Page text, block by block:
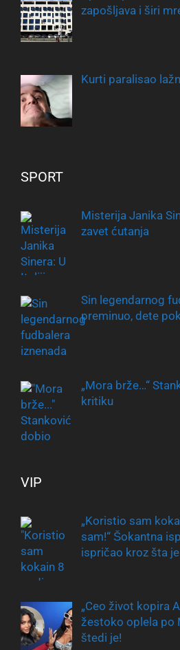
zapošljava i širi
Kurti paralisao
SPORT
Misterija Janika
zavet ćutanja
Sin legendarnog
preminuo, dete
„Mora brže…“
kritiku
VIP
„Koristio sam
sam!“ Šokantna
ispričao kroz šta
„Ceo život kopira
žestoko oplela po
štedi je!